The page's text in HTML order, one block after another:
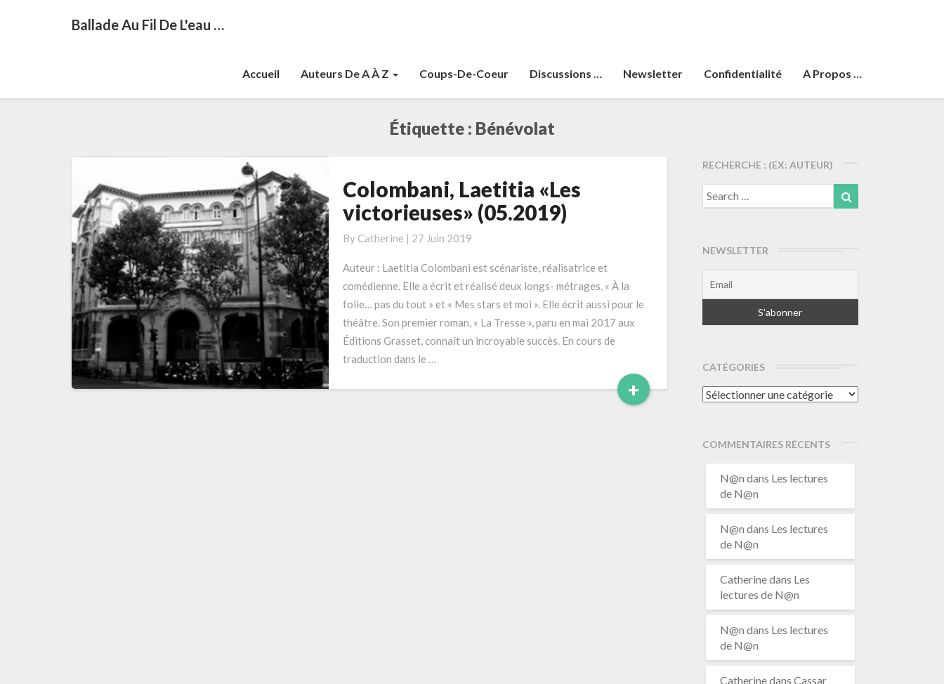
Ballade Au Fil De L'eau …
Accueil Auteurs De A À Z Coups-De-Coeur Discussions … Newsletter Confidentialité A Propos …
Étiquette : Bénévolat
Colombani,
Laetitia
«Les
victorieuses»
Colombani, Laetitia «Les
victorieuses» (05.2019)
By Catherine | 27 Juin 2019
Auteur : Laetitia Colombani est scénariste, réalisatrice et
comédienne. Elle a écrit et réalisé deux longs- métrages, « À la
folie… pas du tout » et « Mes stars et moi ». Elle écrit aussi pour le
théâtre. Son premier roman, « La Tresse », paru en mai 2017 aux
Éditions Grasset, connaît un incroyable succès. En cours de
traduction dans le …
+Read
More
RECHERCHE : (EX: AUTEUR)
Search
for:
NEWSLETTER
CATÉGORIES
Catégories
COMMENTAIRES RÉCENTS
N@n dans Les lectures
de N@n
N@n dans Les lectures
de N@n
Catherinedans Les
lectures de N@n
N@n dans Les lectures
de N@n
Catherinedans Cassar